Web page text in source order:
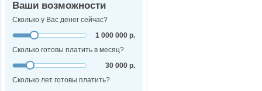
Ваши возможности
Сколько у Вас денег сейчас?
1 000 000 р.
Сколько готовы платить в месяц?
30 000 р.
Сколько лет готовы платить?